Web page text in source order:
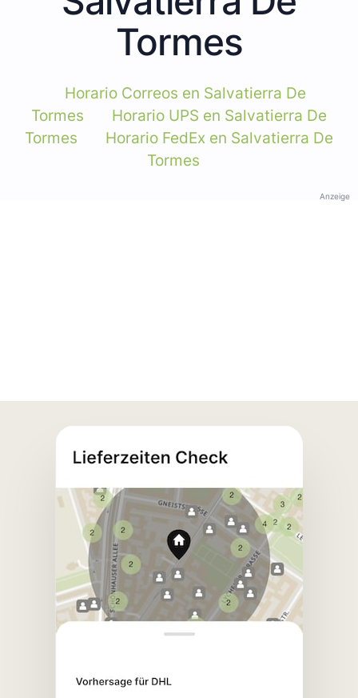
Tormes
Horario Correos en Salvatierra De
Tormes
Horario UPS en Salvatierra De
Tormes
Horario FedEx en Salvatierra De
Tormes
Anzeige